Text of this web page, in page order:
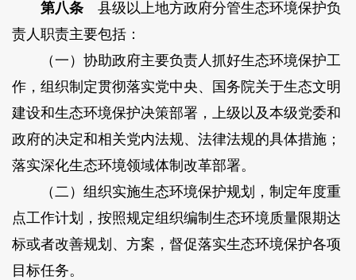
第八条县级以上地方政府分管生态环境保护负
责人职责主要包括：
（一）协助政府主要负责人抓好生态环境保护工
作，组织制定贯彻落实党中央、国务院关于生态文明
建设和生态环境保护决策部署，上级以及本级党委和
政府的决定和相关党内法规、法律法规的具体措施；
落实深化生态环境领域体制改革部署。
（二）组织实施生态环境保护规划，制定年度重
点工作计划，按照规定组织编制生态环境质量限期达
标或者改善规划、方案，督促落实生态环境保护各项
目标任务。